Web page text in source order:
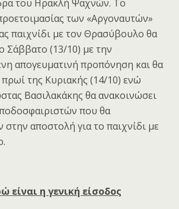
του Ηρακλή Ψαχνών. Το
των «Αργοναυτών»
παιχνίδι με τον Θρασύβουλο θα
Σάββατο (13/10) με την
απογευματινή προπόνηση και θα
της Κυριακής (14/10) ενώ
Βασιλακάκης θα ανακοινώσει
που θα
αποστολή για το παιχνίδι με
είναι η γενική είσοδος